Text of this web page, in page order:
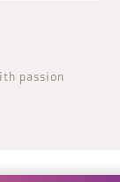
passion